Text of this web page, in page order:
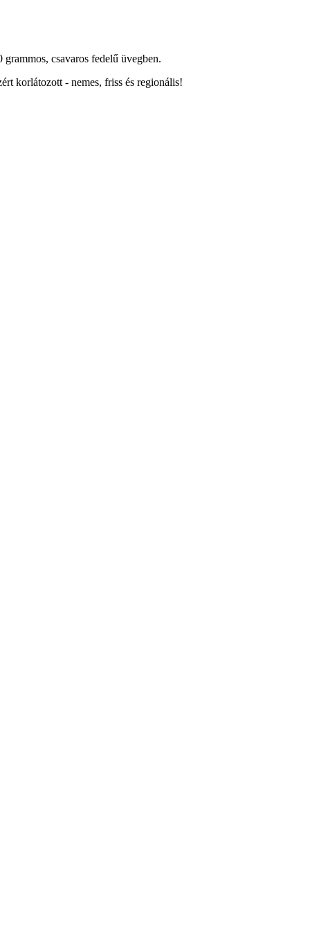
csavaros fedelű üvegben.
korlátozott - nemes, friss és regionális!